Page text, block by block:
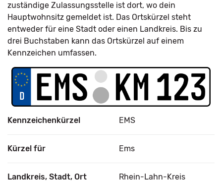
zuständige Zulassungsstelle ist dort, wo dein
Hauptwohnsitz gemeldet ist. Das Ortskürzel steht
entweder für eine Stadt oder einen Landkreis. Bis zu
drei Buchstaben kann das Ortskürzel auf einem
Kennzeichen umfassen.
Kennzeichenkürzel EMS
Kürzel für Ems
Landkreis, Stadt, Ort Rhein-Lahn-Kreis